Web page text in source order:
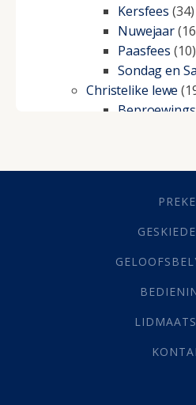
Kersfees (34)
Nuwejaar
Paasfees (10)
Sondag en
Christelike lewe
Geestelike
(21)
Grys Areas
Lewensdoel
Werk(22)
(142)
PREKE